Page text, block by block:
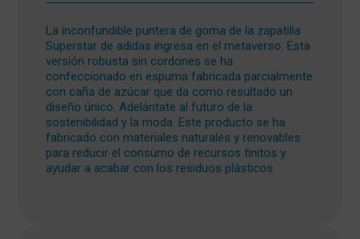
La inconfundible puntera de goma de la zapatilla
Superstar de adidas ingresa en el metaverso. Esta
versión robusta sin cordones se ha
confeccionado en espuma fabricada parcialmente
con caña de azúcar que da como resultado un
diseño único. Adelántate al futuro de la
sostenibilidad y la moda. Este producto se ha
fabricado con materiales naturales y renovables
para reducir el consumo de recursos finitos y
ayudar a acabar con los residuos plásticos.